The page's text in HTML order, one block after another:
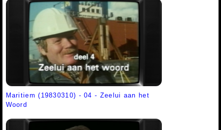
Maritiem (19830310) - 04 - Zeelui aan het
Woord